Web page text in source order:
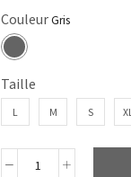
Couleur
Taille
L M S